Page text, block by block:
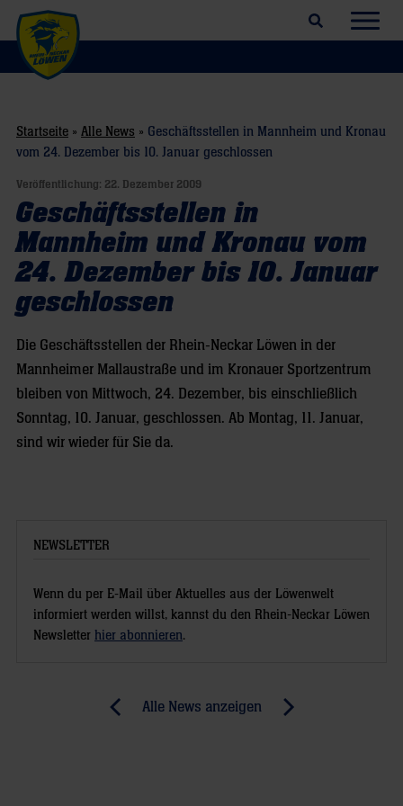
Suchfeld öffnen
Startseite » Alle News » Geschäftsstellen in Mannheim und Kronau
vom 24. Dezember bis 10. Januar geschlossen
Veröffentlichung: 22. Dezember 2009
Geschäftsstellen in
Mannheim und Kronau vom
24. Dezember bis 10. Januar
geschlossen
Die Geschäftsstellen der Rhein-Neckar Löwen in der
Mannheimer Mallaustraße und im Kronauer Sportzentrum
bleiben von Mittwoch, 24. Dezember, bis einschließlich
Sonntag, 10. Januar, geschlossen. Ab Montag, 11. Januar,
sind wir wieder für Sie da.
NEWSLETTER
Wenn du per E-Mail über Aktuelles aus der Löwenwelt
informiert werden willst, kannst du den Rhein-Neckar Löwen
Newsletter hier abonnieren.
Alle News anzeigen